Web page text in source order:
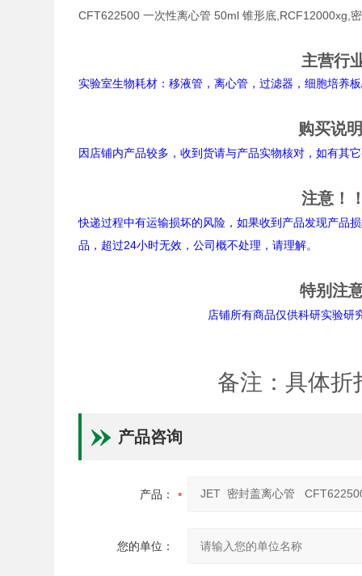
CFT622500 一次性离心管 50ml 锥形底,RCF12000xg,
主营行
实验室生物耗材：移液管，离心管，过滤器，细胞培养
购买说
因店铺内产品较多，收到货请与产品实物核对，如有其
注意！
快递过程中有运输损坏的风险，如果收到产品发现产品
品，超过24小时无效，公司概不处理，请理解。
特别注
店铺所有商品仅供科研实验研究用途。
备注：具体折
产品咨询
产品：
您的单位：